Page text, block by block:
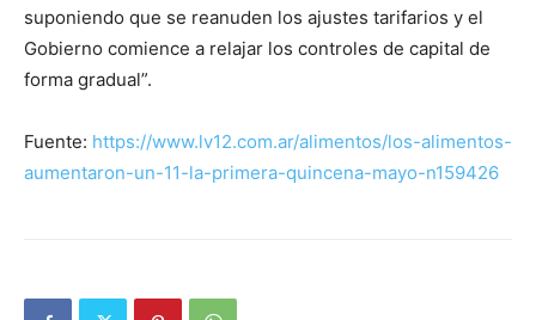
suponiendo que se reanuden los ajustes tarifarios y el
Gobierno comience a relajar los controles de capital de
forma gradual”.
Fuente: https://www.lv12.com.ar/alimentos/los-alimentos-
aumentaron-un-11-la-primera-quincena-mayo-n159426